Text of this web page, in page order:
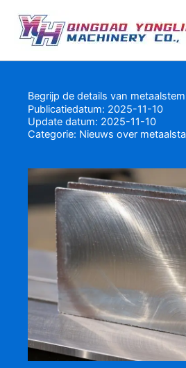
naar
inhoud
Begrijp de details van
Publicatiedatum: 2025-11-10
Update datum: 2025-11-10
Categorie: Nieuws over